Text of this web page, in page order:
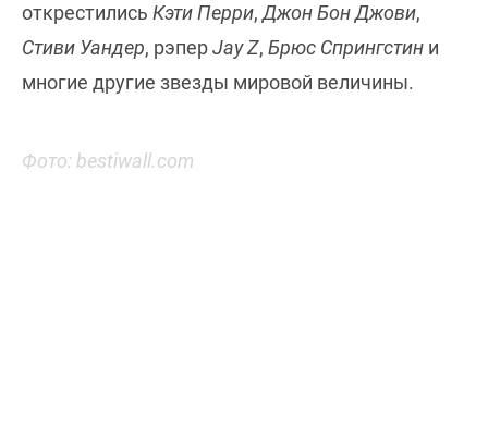
открестились Кэти Перри,Джон Бон Джови,
Стиви Уандер, рэперJay Z, Брюс Спрингстин и
многие другие звезды мировой величины.
Фото: bestiwall.com